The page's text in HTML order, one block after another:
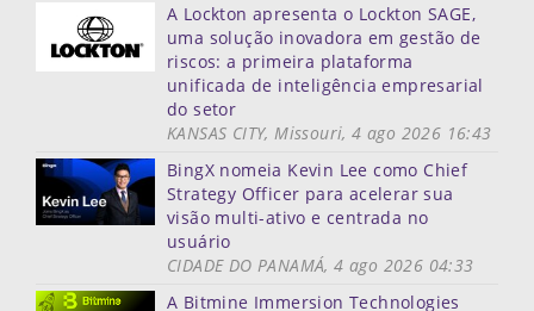
A Lockton apresenta o Lockton SAGE,
uma solução inovadora em gestão de
riscos: a primeira plataforma
unificada de inteligência empresarial
do setor
KANSAS CITY, Missouri, 4 ago 2026 16:43
BingX nomeia Kevin Lee como Chief
Strategy Officer para acelerar sua
visão multi-ativo e centrada no
usuário
CIDADE DO PANAMÁ, 4 ago 2026 04:33
A Bitmine Immersion Technologies